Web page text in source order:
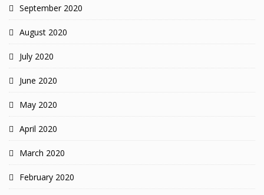
September 2020
August 2020
July 2020
June 2020
May 2020
April 2020
March 2020
February 2020